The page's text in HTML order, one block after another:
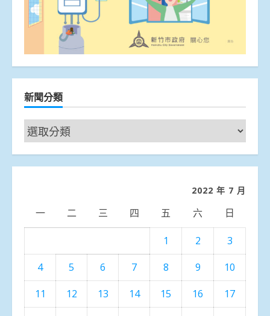
新聞分類
新
聞
分
2022 年 7 月
一 二 三 四 五 六 日
1 2
3
4
5 6 7 8 9
10
11
12 13 14 15 16
17